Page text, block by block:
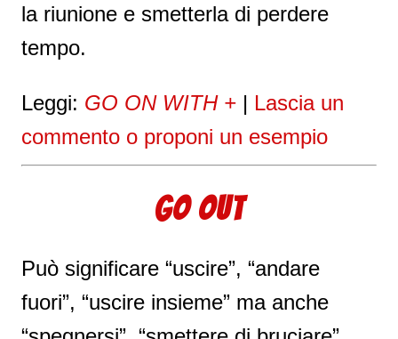
la riunione e smetterla di perdere
tempo.
Leggi: GO ON WITH + | Lascia un
commento o proponi un esempio
GO OUT
Può significare “uscire”, “andare
fuori”, “uscire insieme” ma anche